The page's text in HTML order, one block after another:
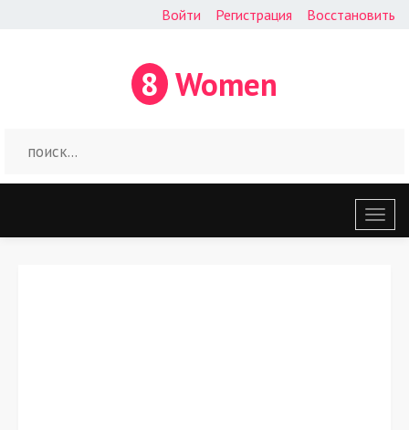
Войти Регистрация Восстановить
8 Women
меню